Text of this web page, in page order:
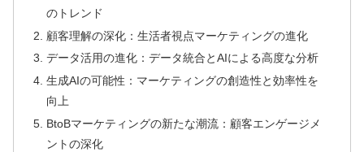
のトレンド
顧客理解の深化：生活者視点マーケティングの進化
データ活用の進化：データ統合とAIによる高度な分析
生成AIの可能性：マーケティングの創造性と効率性を
向上
BtoBマーケティングの新たな潮流：顧客エンゲージメ
ントの深化